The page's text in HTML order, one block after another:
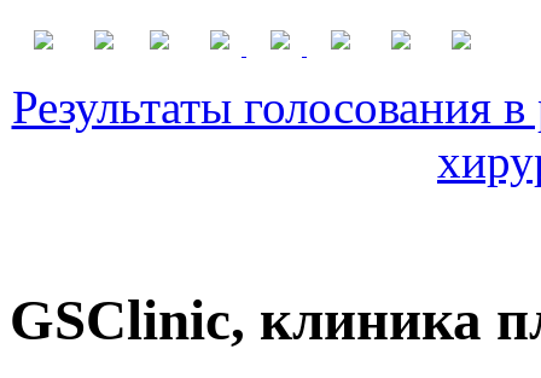
Результаты голосования
GSClinic, клиника